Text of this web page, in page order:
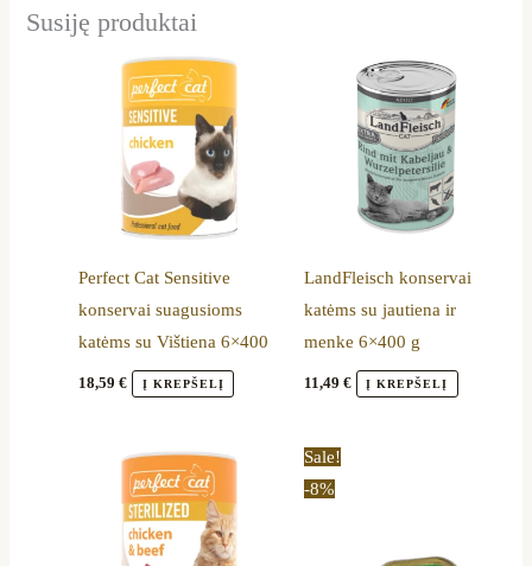
Susiję produktai
Perfect Cat Sensitive
konservai suagusioms
katėms su Vištiena 6×400
18,59€ Į KREPŠELĮ
LandFleisch konservai
katėms su jautiena ir
menke 6×400 g
11,49 € Į KREPŠELĮ
Sale!
-8%